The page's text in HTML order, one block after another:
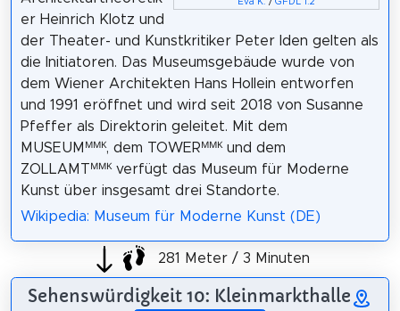
Eva K. /GFDL 1.2
er Heinrich Klotz und
der Theater- und Kunstkritiker Peter Iden gelten als
die Initiatoren. Das Museumsgebäude wurde von
dem Wiener Architekten Hans Hollein entworfen
und 1991 eröffnet und wird seit 2018 von Susanne
Pfeffer als Direktorin geleitet. Mit dem
MUSEUMᴹᴹᴷ, dem TOWERᴹᴹᴷ und dem
ZOLLAMTᴹᴹᴷ verfügt das Museum für Moderne
Kunst über insgesamt drei Standorte.
Wikipedia: Museum für Moderne Kunst (DE)
281 Meter / 3 Minuten
Sehenswürdigkeit 10: Kleinmarkthalle